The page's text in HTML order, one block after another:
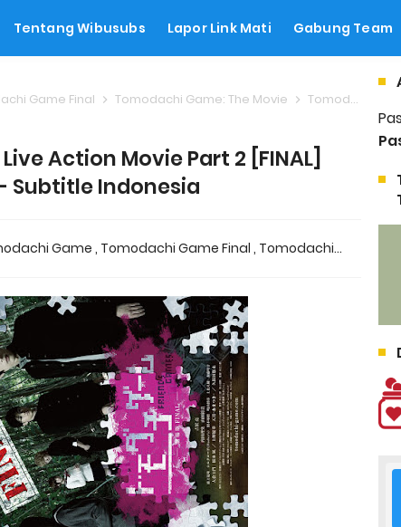
Tentang Wibusubs Lapor Link Mati Gabung Team
Game Final Tomodachi Game: The Movie Tomodachi Game Live Action Movie Part 2 [FINAL] (2017) - Subtitle Indonesia
Action Movie Part 2 [FINAL]
Subtitle Indonesia
Game , Tomodachi Game Final , Tomodachi Game: The Movie